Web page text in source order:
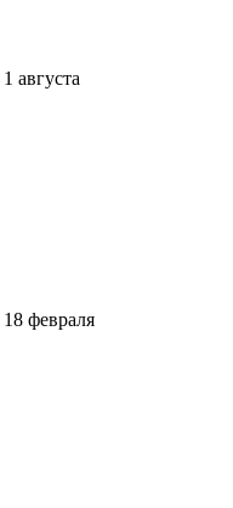
1 августа
18 февраля